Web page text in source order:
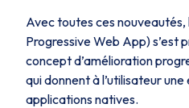
Avec toutes ces
Progressive Web App) s’est
concept d’amélioration
qui donnent à l’utilisateur
applications natives.